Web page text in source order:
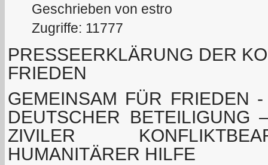
Geschrieben von estro
Zugriffe: 11777
PRESSEERKLÄRUNG DER
FRIEDEN
GEMEINSAM FÜR FRIEDEN
DEUTSCHER BETEILIGUNG
ZIVILER
HUMANITÄRER HILFE